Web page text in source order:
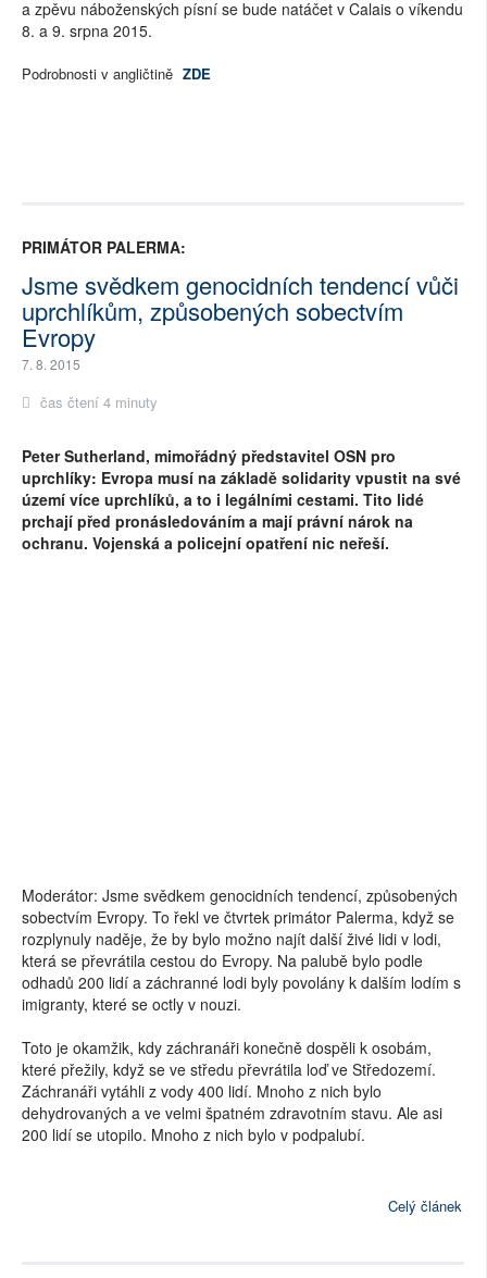
a zpěvu náboženských písní se bude natáčet v Calais o víkendu
8. a 9. srpna 2015.
Podrobnosti v angličtině ZDE
PRIMÁTOR PALERMA:
Jsme svědkem genocidních tendencí vůči
uprchlíkům, způsobených sobectvím
Evropy
7. 8. 2015
čas čtení 4 minuty
Peter Sutherland, mimořádný představitel OSN pro
uprchlíky: Evropa musí na základě solidarity vpustit na své
území více uprchlíků, a to i legálními cestami. Tito lidé
prchají před pronásledováním a mají právní nárok na
ochranu. Vojenská a policejní opatření nic neřeší.
Moderátor: Jsme svědkem genocidních tendencí, způsobených
sobectvím Evropy. To řekl ve čtvrtek primátor Palerma, když se
rozplynuly naděje, že by bylo možno najít další živé lidi v lodi,
která se převrátila cestou do Evropy. Na palubě bylo podle
odhadů 200 lidí a záchranné lodi byly povolány k dalším lodím s
imigranty, které se octly v nouzi.
Toto je okamžik, kdy záchranáři konečně dospěli k osobám,
které přežily, když se ve středu převrátila loď ve Středozemí.
Záchranáři vytáhli z vody 400 lidí. Mnoho z nich bylo
dehydrovaných a ve velmi špatném zdravotním stavu. Ale asi
200 lidí se utopilo. Mnoho z nich bylo v podpalubí.
Celý článek